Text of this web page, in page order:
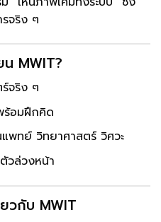
จริง ๆ
น MWIT?
จริง ๆ
ร้อมฝึกคิด
แพทย์ วิทยาศาสตร์ วิศวะ
วล่วงหน้า
วกับ MWIT